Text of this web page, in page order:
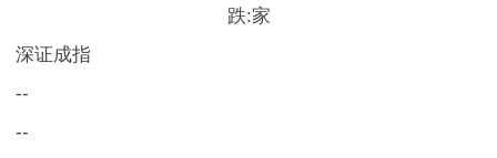
跌:家
深证成指
--
--